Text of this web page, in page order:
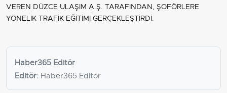
VEREN DÜZCE ULAŞIM A.Ş. TARAFINDAN, ŞOFÖRLERE
YÖNELİK TRAFİK EĞİTİMİ GERÇEKLEŞTİRDİ.
Haber365 Editör
Editör: Haber365 Editör